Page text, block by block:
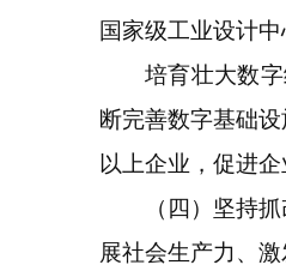
国家级工业设计
培育壮大数字经
断完善数字基础
以上企业，促进企
（四）坚持抓改
展社会生产力、激